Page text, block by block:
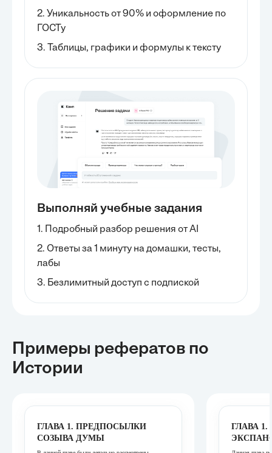
2. Уникальность от 90% и оформление по
ГОСТу
3. Таблицы, графики и формулы к тексту
Выполняй учебные задания
1. Подробный разбор решения от AI
2. Ответы за 1 минуту на домашки, тесты,
лабы
3. Безлимитный доступ с подпиской
Примеры рефератов по
Истории
ГЛАВА 1. ПРЕДПОСЫЛКИ
СОЗЫВА ДУМЫ
ГЛАВА